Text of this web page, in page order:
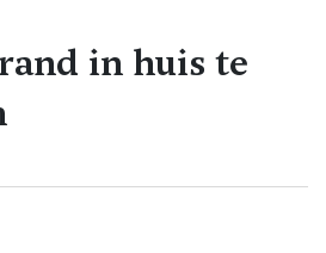
in huis te